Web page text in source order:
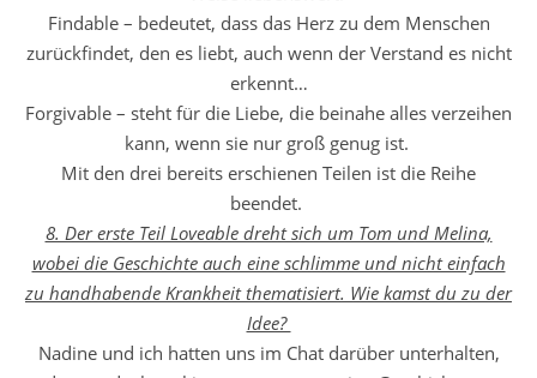
Findable – bedeutet, dass das Herz zu dem Menschen
zurückfindet, den es liebt, auch wenn der Verstand es nicht
erkennt…
Forgivable – steht für die Liebe, die beinahe alles verzeihen
kann, wenn sie nur groß genug ist.
Mit den drei bereits erschienen Teilen ist die Reihe
beendet.
8. Der erste Teil Loveable dreht sich um Tom und Melina,
wobei die Geschichte auch eine schlimme und nicht einfach
zu handhabende Krankheit thematisiert. Wie kamst du zu der
Idee?
Nadine und ich hatten uns im Chat darüber unterhalten,